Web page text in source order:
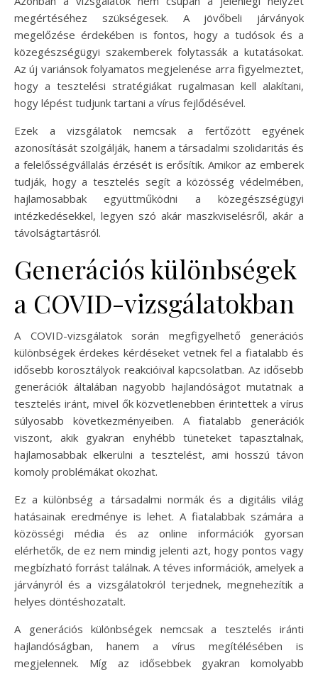
megértéséhez szükségesek. A jövőbeli járványok
megelőzése érdekében is fontos, hogy a tudósok és a
közegészségügyi szakemberek folytassák a kutatásokat.
Az új variánsok folyamatos megjelenése arra figyelmeztet,
hogy a tesztelési stratégiákat rugalmasan kell alakítani,
hogy lépést tudjunk tartani a vírus fejlődésével.
Ezek a vizsgálatok nemcsak a fertőzött egyének
azonosítását szolgálják, hanem a társadalmi szolidaritás és
a felelősségvállalás érzését is erősítik. Amikor az emberek
tudják, hogy a tesztelés segít a közösség védelmében,
hajlamosabbak együttműködni a közegészségügyi
intézkedésekkel, legyen szó akár maszkviselésről, akár a
távolságtartásról.
Generációs különbségek
a COVID-vizsgálatokban
A COVID-vizsgálatok során megfigyelhető generációs
különbségek érdekes kérdéseket vetnek fel a fiatalabb és
idősebb korosztályok reakcióival kapcsolatban. Az idősebb
generációk általában nagyobb hajlandóságot mutatnak a
tesztelés iránt, mivel ők közvetlenebben érintettek a vírus
súlyosabb következményeiben. A fiatalabb generációk
viszont, akik gyakran enyhébb tüneteket tapasztalnak,
hajlamosabbak elkerülni a tesztelést, ami hosszú távon
komoly problémákat okozhat.
Ez a különbség a társadalmi normák és a digitális világ
hatásainak eredménye is lehet. A fiatalabbak számára a
közösségi média és az online információk gyorsan
elérhetők, de ez nem mindig jelenti azt, hogy pontos vagy
megbízható forrást találnak. A téves információk, amelyek a
járványról és a vizsgálatokról terjednek, megnehezítik a
helyes döntéshozatalt.
A generációs különbségek nemcsak a tesztelés iránti
hajlandóságban, hanem a vírus megítélésében is
megjelennek. Míg az idősebbek gyakran komolyabb